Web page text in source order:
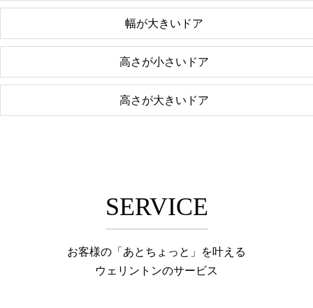
幅が大きいドア
高さが小さいドア
高さが大きいドア
SERVICE
お客様の「あとちょっと」を叶える
ウェリントンのサービス